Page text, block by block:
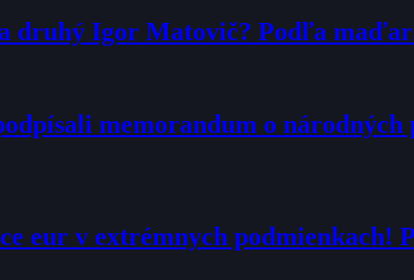
druhý Igor Matovič? Podľa
memorandum o národných
eur v extrémnych